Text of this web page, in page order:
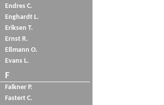
Endres C.
Enghardt L.
Eriksen T.
Ernst R.
Eßmann O.
Evans L.
F
Falkner P.
Fastert C.